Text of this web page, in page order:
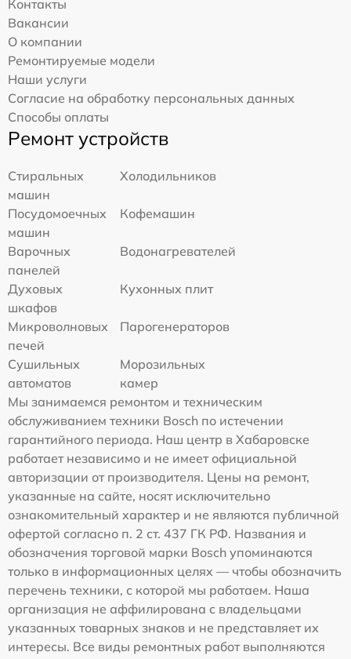
Контакты
Вакансии
О компании
Ремонтируемые модели
Наши услуги
Согласие на обработку персональных данных
Способы оплаты
Ремонт устройств
Стиральных
машин
Холодильников
Посудомоечных
машин
Кофемашин
Варочных
панелей
Водонагревателей
Духовых
шкафов
Кухонных плит
Микроволновых
печей
Парогенераторов
Сушильных
автоматов
Морозильных
камер
Мы занимаемся ремонтом и техническим
обслуживанием техники Bosch по истечении
гарантийного периода. Наш центр в Хабаровске
работает независимо и не имеет официальной
авторизации от производителя. Цены на ремонт,
указанные на сайте, носят исключительно
ознакомительный характер и не являются публичной
офертой согласно п. 2 ст. 437 ГК РФ. Названия и
обозначения торговой марки Bosch упоминаются
только в информационных целях — чтобы обозначить
перечень техники, с которой мы работаем. Наша
организация не аффилирована с владельцами
указанных товарных знаков и не представляет их
интересы. Все виды ремонтных работ выполняются